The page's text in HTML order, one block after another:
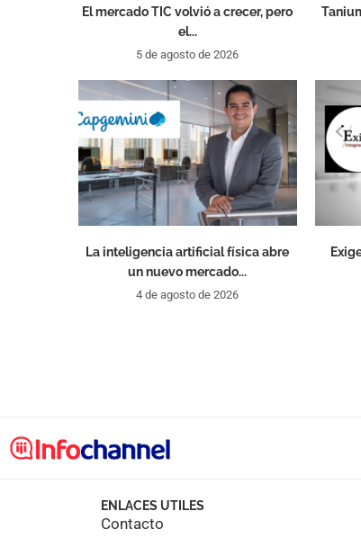
El mercado TIC volvió a crecer, pero
el...
5 de agosto de 2026
La inteligencia artificial física abre
un nuevo mercado...
4 de agosto de 2026
ENLACES UTILES
Contacto